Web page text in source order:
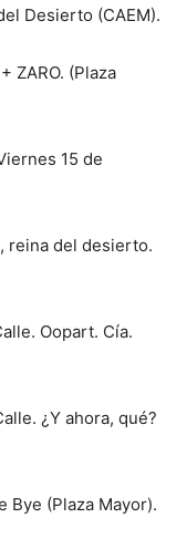
Desierto (CAEM).
ZARO. (Plaza
15 de
reina del desierto.
Oopart. Cía.
¿Y ahora, qué?
Bye (Plaza Mayor).